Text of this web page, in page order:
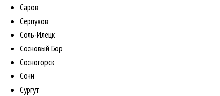
Саров
Серпухов
Соль-Илецк
Сосновый Бор
Сосногорск
Сочи
Сургут